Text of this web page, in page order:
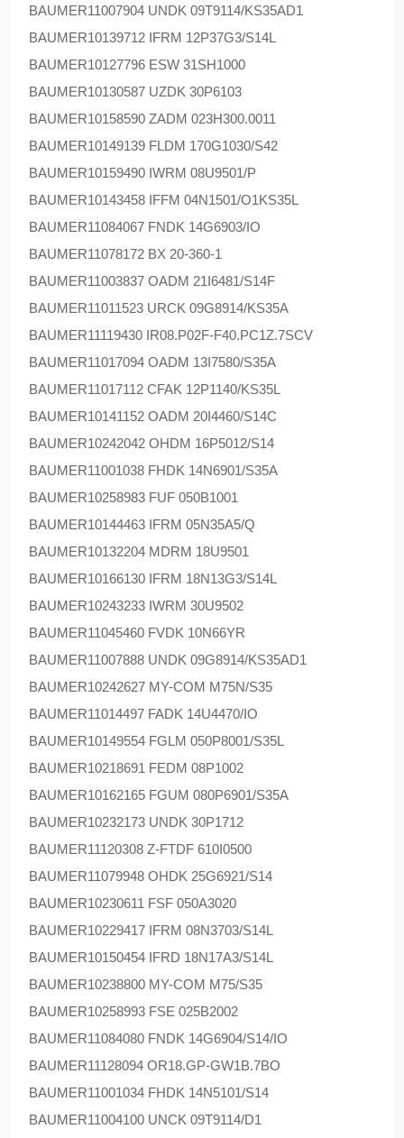
BAUMER11007904 UNDK 09T9114/KS35AD1
BAUMER10139712 IFRM 12P37G3/S14L
BAUMER10127796 ESW 31SH1000
BAUMER10130587 UZDK 30P6103
BAUMER10158590 ZADM 023H300.0011
BAUMER10149139 FLDM 170G1030/S42
BAUMER10159490 IWRM 08U9501/P
BAUMER10143458 IFFM 04N1501/O1KS35L
BAUMER11084067 FNDK 14G6903/IO
BAUMER11078172 BX 20-360-1
BAUMER11003837 OADM 21I6481/S14F
BAUMER11011523 URCK 09G8914/KS35A
BAUMER11119430 IR08.P02F-F40.PC1Z.7SCV
BAUMER11017094 OADM 13I7580/S35A
BAUMER11017112 CFAK 12P1140/KS35L
BAUMER10141152 OADM 20I4460/S14C
BAUMER10242042 OHDM 16P5012/S14
BAUMER11001038 FHDK 14N6901/S35A
BAUMER10258983 FUF 050B1001
BAUMER10144463 IFRM 05N35A5/Q
BAUMER10132204 MDRM 18U9501
BAUMER10166130 IFRM 18N13G3/S14L
BAUMER10243233 IWRM 30U9502
BAUMER11045460 FVDK 10N66YR
BAUMER11007888 UNDK 09G8914/KS35AD1
BAUMER10242627 MY-COM M75N/S35
BAUMER11014497 FADK 14U4470/IO
BAUMER10149554 FGLM 050P8001/S35L
BAUMER10218691 FEDM 08P1002
BAUMER10162165 FGUM 080P6901/S35A
BAUMER10232173 UNDK 30P1712
BAUMER11120308 Z-FTDF 610I0500
BAUMER11079948 OHDK 25G6921/S14
BAUMER10230611 FSF 050A3020
BAUMER10229417 IFRM 08N3703/S14L
BAUMER10150454 IFRD 18N17A3/S14L
BAUMER10238800 MY-COM M75/S35
BAUMER10258993 FSE 025B2002
BAUMER11084080 FNDK 14G6904/S14/IO
BAUMER11128094 OR18.GP-GW1B.7BO
BAUMER11001034 FHDK 14N5101/S14
BAUMER11004100 UNCK 09T9114/D1